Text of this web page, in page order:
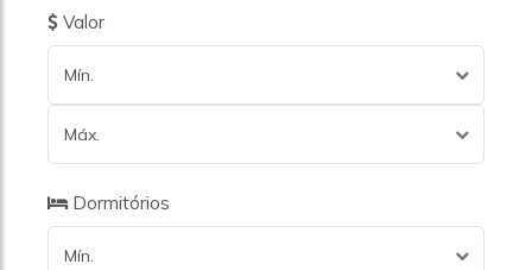
Valor
Mín.
Máx.
Dormitórios
Mín.